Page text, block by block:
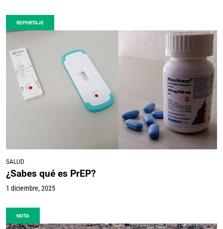
REPORTAJE
SALUD
¿Sabes qué es PrEP?
1 diciembre, 2025
NOTA